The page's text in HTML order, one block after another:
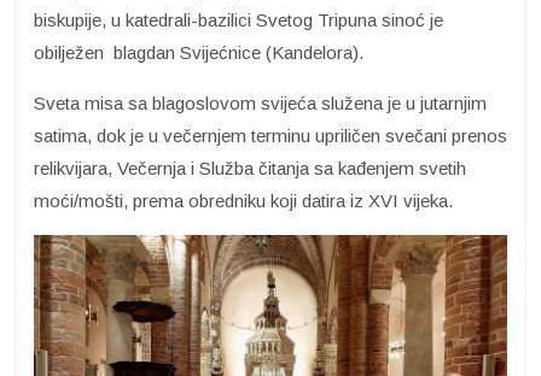
biskupije, u katedrali-bazilici Svetog Tripuna sinoć je
obilježen blagdan Svijećnice (Kandelora).
Sveta misa sa blagoslovom svijeća služena je u jutarnjim
satima, dok je u večernjem terminu upriličen svečani prenos
relikvijara, Večernja i Služba čitanja sa kađenjem svetih
moći/mošti, prema obredniku koji datira iz XVI vijeka.